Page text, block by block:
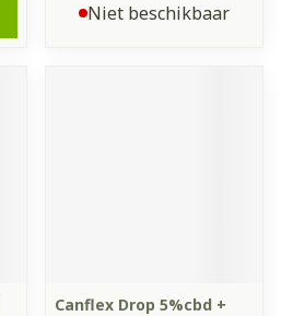
Niet beschikbaar
Canflex Drop 5%cbd +